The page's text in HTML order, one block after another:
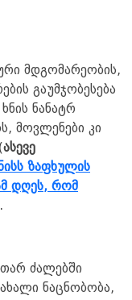
მდგომარეობის,
გაუმჯობესება
ნანატრ
მოვლენები კი
ასევე
ზაფხულის
დღეს, რომ
ძალებში
ნაცნობობა,